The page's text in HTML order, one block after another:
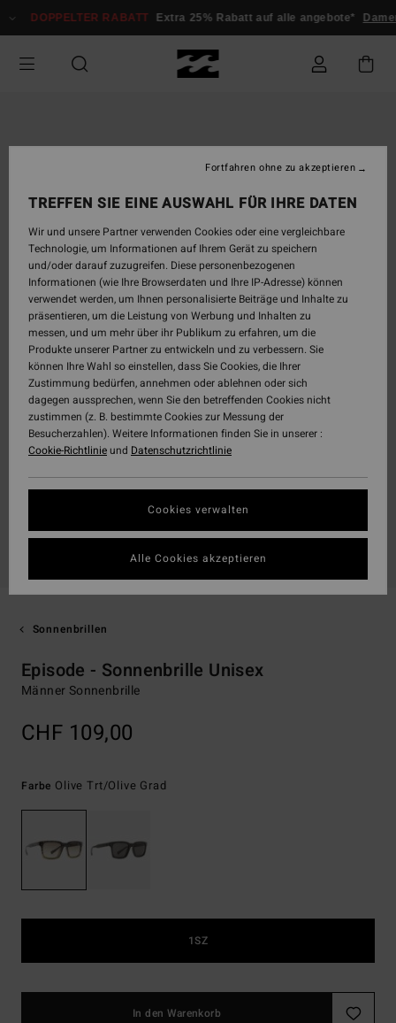
zur
springen
DOPPELTER RABATT Extra 25% Rabatt auf alle angebote* Damen
Sonnenbrillen
Episode - Sonnenbrille Unisex
Männer Sonnenbrille
CHF 109,00
Farbe Olive Trt/olive Grad
1SZ
In den Warenkorb
TREFFEN SIE EINE AUSWAHL FÜR IHRE DATEN
Wir und unsere Partner verwenden Cookies oder eine vergleichbare
Technologie, um Informationen auf Ihrem Gerät zu speichern
und/oder darauf zuzugreifen. Diese personenbezogenen
Informationen (wie Ihre Browserdaten und Ihre IP-Adresse) können
verwendet werden, um Ihnen personalisierte Beiträge und Inhalte zu
präsentieren, um die Leistung von Werbung und Inhalten zu
messen, und um mehr über ihr Publikum zu erfahren, um die
Produkte unserer Partner zu entwickeln und zu verbessern. Sie
können Ihre Wahl so einstellen, dass Sie Cookies, die Ihrer
Zustimmung bedürfen, annehmen oder ablehnen oder sich
dagegen aussprechen, wenn Sie den betreffenden Cookies nicht
zustimmen (z. B. bestimmte Cookies zur Messung der
Besucherzahlen). Weitere Informationen finden Sie in unserer :
Cookie-Richtlinieund Datenschutzrichtlinie
Cookies verwalten
Fortfahren ohne zu akzeptieren
Alle Cookies akzeptieren